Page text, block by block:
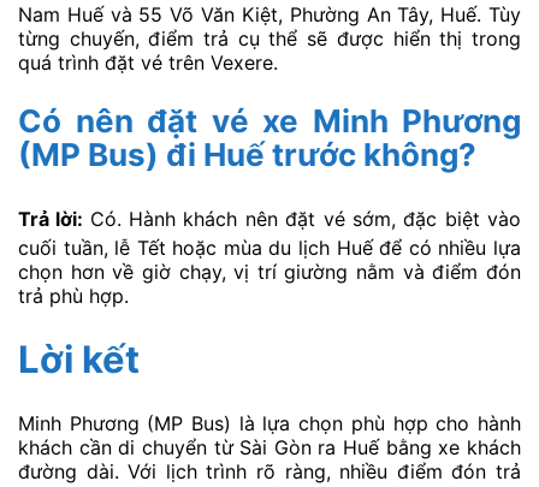
Nam Huế và 55 Võ Văn Kiệt, Phường An Tây, Huế. Tùy
từng chuyến, điểm trả cụ thể sẽ được hiển thị trong
quá trình đặt vé trên Vexere.
Có nên đặt vé xe Minh Phương
(MP Bus) đi Huế trước không?
Trả lời: Có. Hành khách nên đặt vé sớm, đặc biệt vào
cuối tuần, lễ Tết hoặc mùa du lịch Huế để có nhiều lựa
chọn hơn về giờ chạy, vị trí giường nằm và điểm đón
trả phù hợp.
Lời kết
Minh Phương (MP Bus) là lựa chọn phù hợp cho hành
khách cần di chuyển từ Sài Gòn ra Huế bằng xe khách
đường dài. Với lịch trình rõ ràng, nhiều điểm đón trả